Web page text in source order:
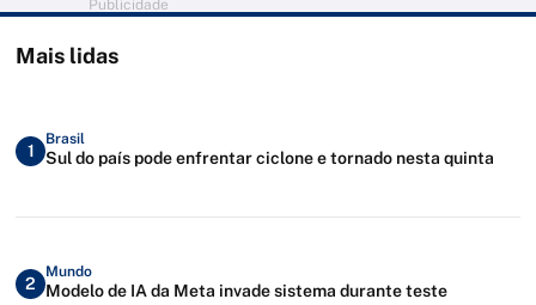
Publicidade
Mais lidas
1
Brasil
Sul do país pode enfrentar ciclone e tornado nesta quinta
2
Mundo
Modelo de IA da Meta invade sistema durante teste